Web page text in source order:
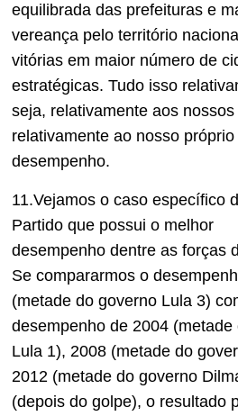
equilibrada das prefeituras e
vereança pelo território
vitórias em maior número de ci
estratégicas. Tudo isso
seja, relativamente aos
relativamente ao nosso próprio
desempenho.
11.Vejamos o caso específico
Partido que possui o melhor
desempenho dentre as forças
Se compararmos o
(metade do governo Lula 3)
desempenho de 2004 (metade
Lula 1), 2008 (metade do
2012 (metade do governo
(depois do golpe), o resultado